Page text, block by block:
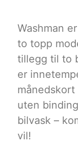
Washman
to topp
tillegg til to
er
uten
bilvask –
vil!